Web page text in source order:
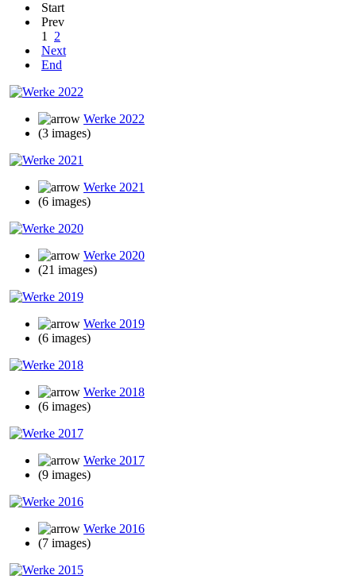
Start
Prev
1
2
Next
End
Werke 2022
(3 images)
Werke 2021
(6 images)
Werke 2020
(21 images)
Werke 2019
(6 images)
Werke 2018
(6 images)
Werke 2017
(9 images)
Werke 2016
(7 images)